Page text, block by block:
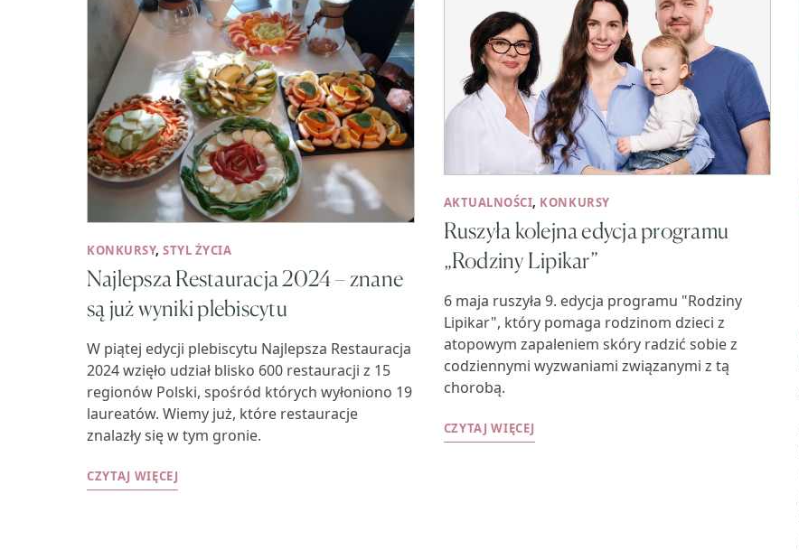
KONKURSY,STYL ŻYCIA
Najlepsza Restauracja 2024 – znane
są już wyniki plebiscytu
W piątej edycji plebiscytu Najlepsza Restauracja
2024 wzięło udział blisko 600 restauracji z 15
regionów Polski, spośród których wyłoniono 19
laureatów. Wiemy już, które restauracje
znalazły się w tym gronie.
CZYTAJ WIĘCEJ
AKTUALNOŚCI, KONKURSY
Ruszyła kolejna edycja programu
„Rodziny Lipikar”
6 maja ruszyła 9. edycja programu "Rodziny
Lipikar", który pomaga rodzinom dzieci z
atopowym zapaleniem skóry radzić sobie z
codziennymi wyzwaniami związanymi z tą
chorobą.
CZYTAJ WIĘCEJ